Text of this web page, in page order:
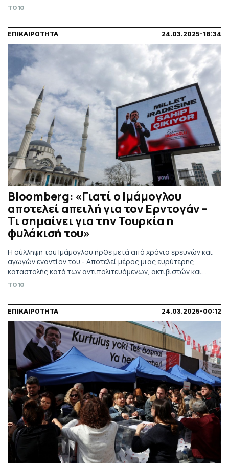
TO10
ΕΠΙΚΑΙΡΟΤΗΤΑ 24.03.2025-18:34
Bloomberg: «Γιατί ο Ιμάμογλου
αποτελεί απειλή για τον Ερντογάν –
Τι σημαίνει για την Τουρκία η
φυλάκισή του»
Η σύλληψη του Ιμάμογλου ήρθε μετά από χρόνια ερευνών και
αγωγών εναντίον του - Αποτελεί μέρος μιας ευρύτερης
καταστολής κατά των αντιπολιτευόμενων, ακτιβιστών και
επικριτών της τουρκικής κυβέρνησης
TO10
ΕΠΙΚΑΙΡΟΤΗΤΑ 24.03.2025-00:12